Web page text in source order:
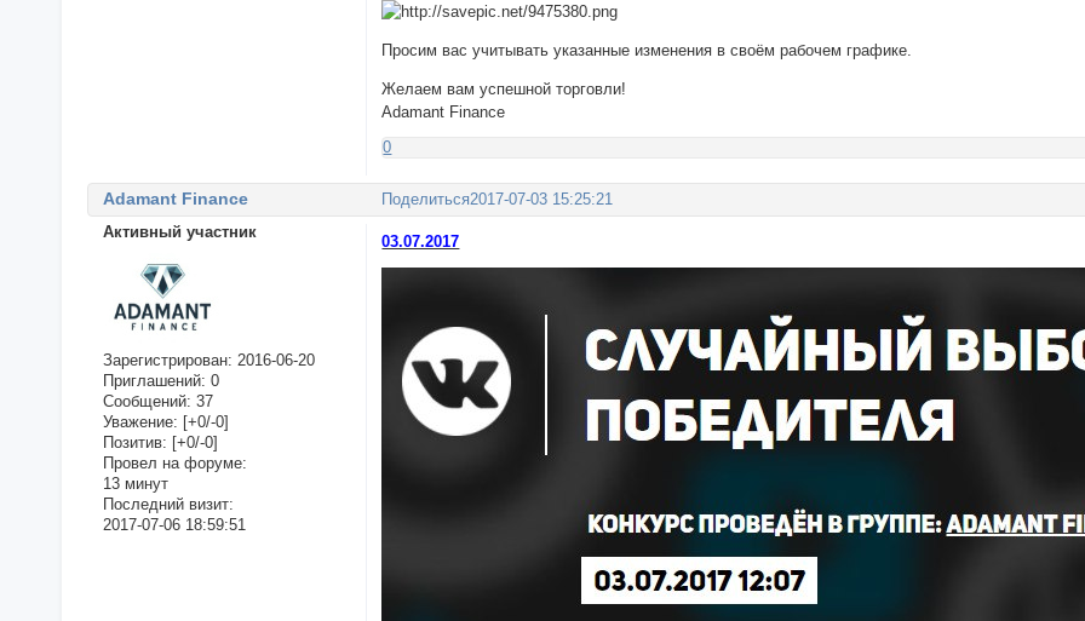
Просим вас учитывать указанные изменения в своём рабочем графике.
Желаем вам успешной торговли!
Adamant Finance
0
Поделиться2017-07-03 15:25:21
Adamant Finance
Активный участник
Зарегистрирован: 2016-06-20
Приглашений: 0
Сообщений: 37
Уважение: [+0/-0]
Позитив: [+0/-0]
Провел на форуме:
13 минут
Последний визит:
2017-07-06 18:59:51
03.07.2017